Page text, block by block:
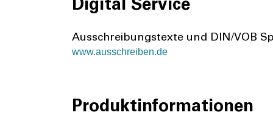
Digital Service
Ausschreibungstexte und DIN/VOB
www.ausschreiben.de
Produktinformationen